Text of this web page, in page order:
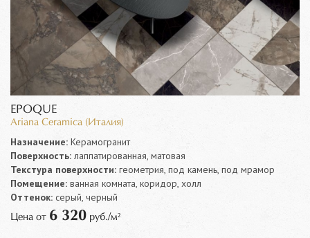
EPOQUE
Ariana Ceramica (Италия)
Назначение: Керамогранит
Поверхность: лаппатированная, матовая
Текстура поверхности: геометрия, под камень, под мрамор
Помещение: ванная комната, коридор, холл
Оттенок: серый, черный
Цена от 6 320 руб./м²